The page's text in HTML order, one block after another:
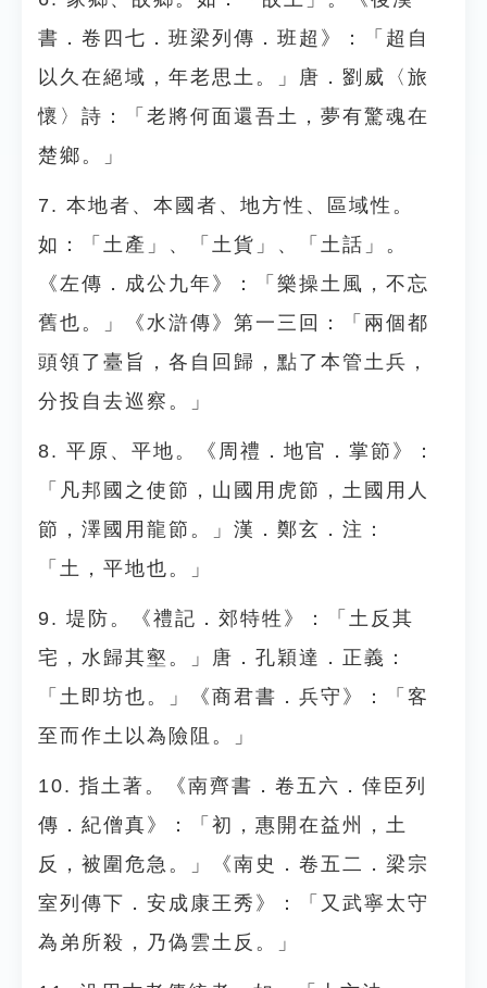
書．卷四七．班梁列傳．班超》：「超自
以久在絕域，年老思土。」唐．劉威〈旅
懷〉詩：「老將何面還吾土，夢有驚魂在
楚鄉。」
7. 本地者、本國者、地方性、區域性。
如：「土產」、「土貨」、「土話」。
《左傳．成公九年》：「樂操土風，不忘
舊也。」《水滸傳》第一三回：「兩個都
頭領了臺旨，各自回歸，點了本管土兵，
分投自去巡察。」
8. 平原、平地。《周禮．地官．掌節》：
「凡邦國之使節，山國用虎節，土國用人
節，澤國用龍節。」漢．鄭玄．注：
「土，平地也。」
9. 堤防。《禮記．郊特牲》：「土反其
宅，水歸其壑。」唐．孔穎達．正義：
「土即坊也。」《商君書．兵守》：「客
至而作土以為險阻。」
10. 指土著。《南齊書．卷五六．倖臣列
傳．紀僧真》：「初，惠開在益州，土
反，被圍危急。」《南史．卷五二．梁宗
室列傳下．安成康王秀》：「又武寧太守
為弟所殺，乃偽雲土反。」